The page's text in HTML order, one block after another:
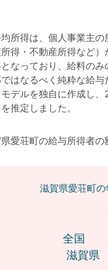
所得は、個人事業主
得・不動産所得など
なっており、給料の
ではなるべく純粋な給
デルを独自に作成し
推定しました。
愛荘町の給与所得者の
滋賀県愛荘町
全国
滋賀県